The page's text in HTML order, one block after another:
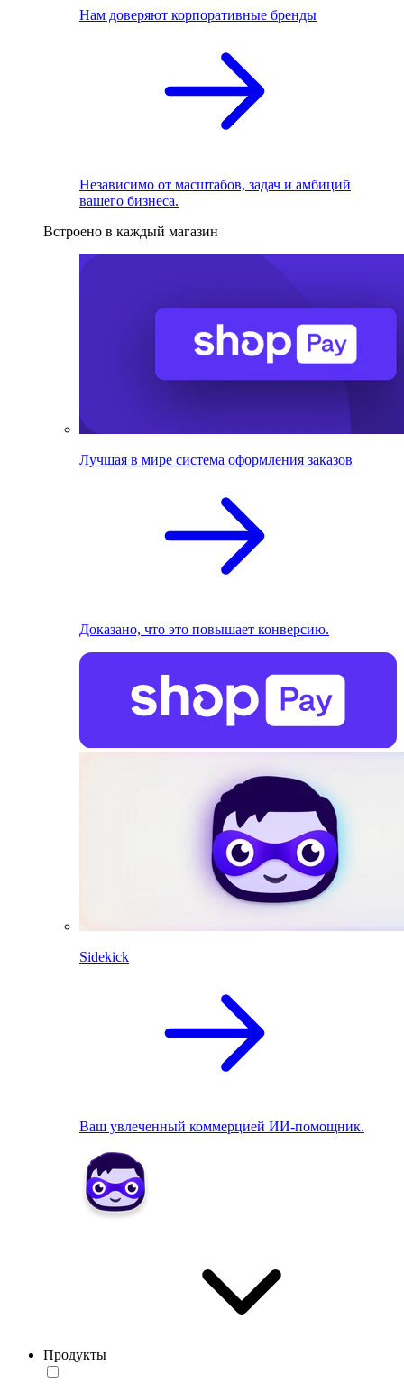
Нам доверяют корпоративные бренды
Независимо от масштабов, задач и амбиций
вашего бизнеса.
Встроено в каждый магазин
Лучшая в мире система оформления заказов
Доказано, что это повышает конверсию.
Sidekick
Ваш увлеченный коммерцией ИИ-помощник.
Продукты